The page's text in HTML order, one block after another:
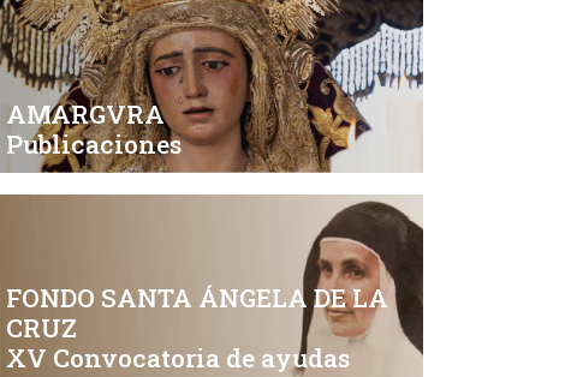
AMARGVRA
Publicaciones
FONDO SANTA ÁNGELA DE LA
CRUZ
XV Convocatoria de ayudas